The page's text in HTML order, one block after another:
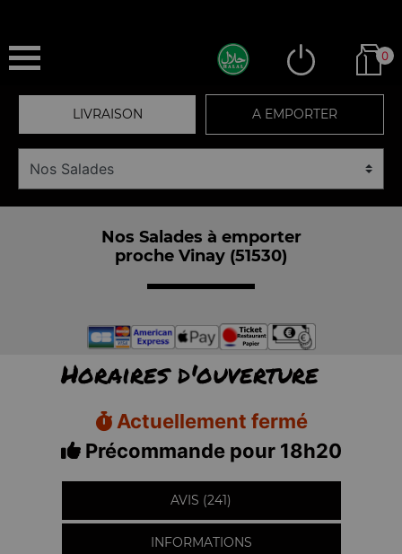
0
LIVRAISON A EMPORTER
Nos Salades à emporter
proche Vinay (51530)
Horaires d'ouverture
Actuellement fermé
Précommande pour 18h20
AVIS (241)
INFORMATIONS